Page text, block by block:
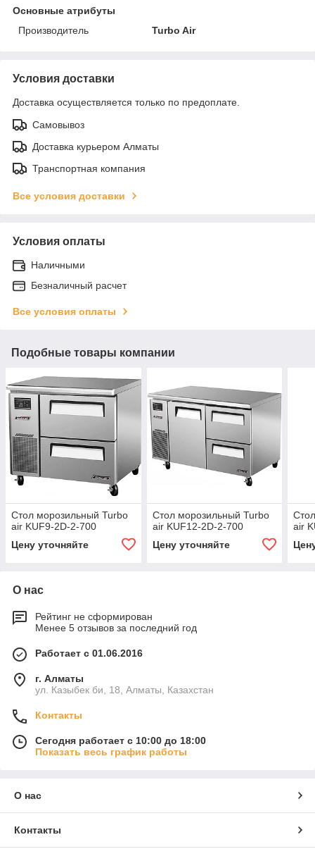
Основные атрибуты
Производитель
Turbo Air
Условия доставки
Доставка осуществляется только по предоплате.
Самовывоз
Доставка курьером Алматы
Транспортная компания
Все условия доставки
Условия оплаты
Наличными
Безналичный расчет
Все условия оплаты
Подобные товары компании
Стол морозильный Turbo
air KUF9-2D-2-700
Цену уточняйте
Стол морозильный Turbo
air KUF12-2D-2-700
Цену уточняйте
air
О нас
Рейтинг не сформирован
Менее 5 отзывов за последний год
Работает с 01.06.2016
г. Алматы
ул. Казыбек би, 18, Алматы, Казахстан
Контакты
Сегодня работает с 10:00 до 18:00
Показать весь график работы
О нас
Контакты